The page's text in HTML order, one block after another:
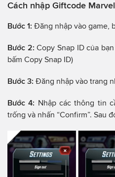
Cách nhập Giftcode
Bước 1: Đăng nhập vào game,
Bước 2:Copy Snap ID của
bấm Copy Snap ID)
Bước 3: Đăng nhập vào trang
Bước 4: Nhập các thông tin
trống và nhấn “Confirm”. Sau